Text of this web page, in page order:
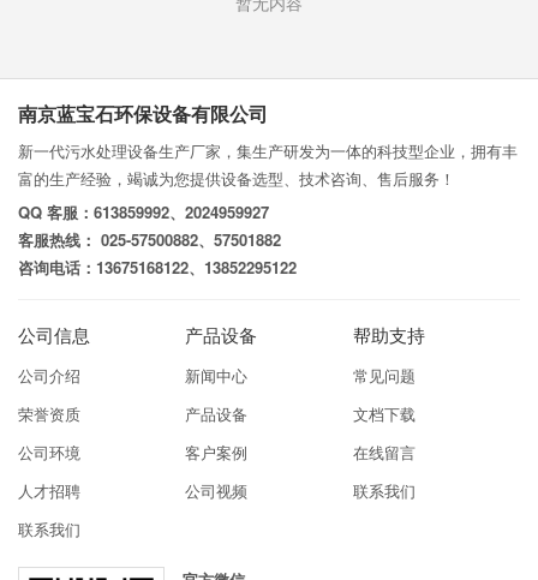
南京蓝宝石环保设备有限公司
新一代污水处理设备生产厂家，集生产研发为一体的科技型企业，拥有丰
富的生产经验，竭诚为您提供设备选型、技术咨询、售后服务！
QQ 客服：613859992、2024959927
客服热线： 025-57500882、57501882
咨询电话：13675168122、13852295122
公司信息
公司介绍
荣誉资质
公司环境
人才招聘
联系我们
产品设备
新闻中心
产品设备
客户案例
公司视频
帮助支持
常见问题
文档下载
在线留言
联系我们